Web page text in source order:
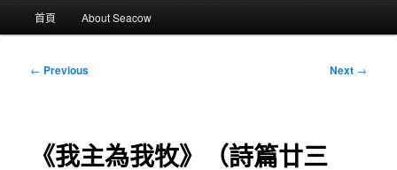
首頁 About Seacow
Post
← Previous Next →
《我主為我牧》（詩篇廿三